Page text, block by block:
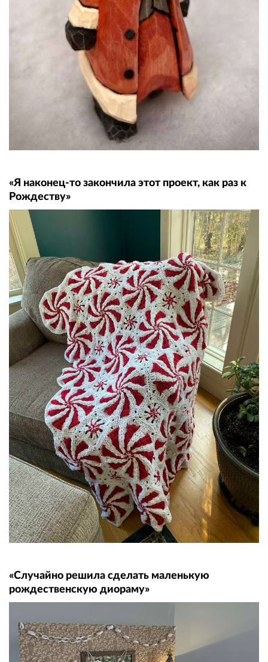
«Я наконец-то закончила этот проект, как раз к
Рождеству»
«Случайно решила сделать маленькую
рождественскую диораму»